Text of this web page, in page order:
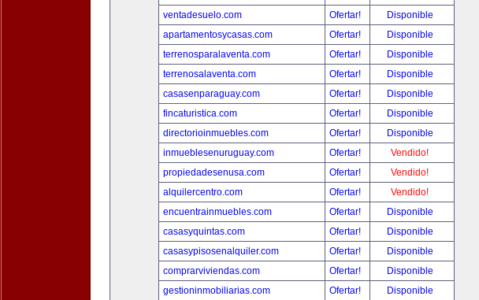
ventadesuelo.com
Ofertar!
Disponible
apartamentosycasas.com
Ofertar!
Disponible
terrenosparalaventa.com
Ofertar!
Disponible
terrenosalaventa.com
Ofertar!
Disponible
casasenparaguay.com
Ofertar!
Disponible
fincaturistica.com
Ofertar!
Disponible
directorioinmuebles.com
Ofertar!
Disponible
inmueblesenuruguay.com
Ofertar!
Vendido!
propiedadesenusa.com
Ofertar!
Vendido!
alquilercentro.com
Ofertar!
Vendido!
encuentrainmuebles.com
Ofertar!
Disponible
casasyquintas.com
Ofertar!
Disponible
casasypisosenalquiler.com
Ofertar!
Disponible
comprarviviendas.com
Ofertar!
Disponible
gestioninmobiliarias.com
Ofertar!
Disponible